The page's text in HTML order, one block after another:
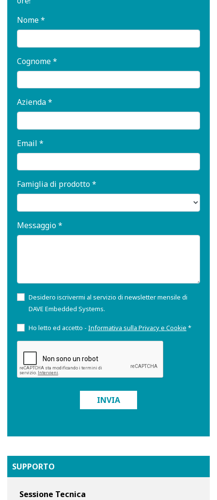
SUPPORTO
Sessione Tecnica
Nome *
Cognome *
Azienda *
Email *
Famiglia di prodotto *
Messaggio *
Desidero iscrivermi al servizio di newsletter mensile di
DAVE Embedded Systems.
Ho letto ed accetto - Informativa sulla Privacy e Cookie *
INVIA